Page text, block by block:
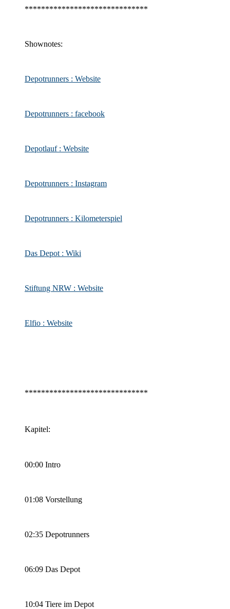
******************************
Shownotes:
Depotrunners : Website
Depotrunners : facebook
Depotlauf : Website
Depotrunners : Instagram
Depotrunners : Kilometerspiel
Das Depot : Wiki
Stiftung NRW : Website
Elfio : Website
******************************
Kapitel:
00:00 Intro
01:08 Vorstellung
02:35 Depotrunners
06:09 Das Depot
10:04 Tiere im Depot